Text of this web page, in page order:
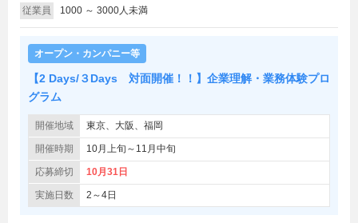
従業員
1000 ～ 3000人未満
オープン・カンパニー等
【2 Days/３Days 対面開催！！】企業理解・業務体験プロ
グラム
開催地域 東京、大阪、福岡
開催時期 10月上旬～11月中旬
応募締切 10月31日
実施日数 2～4日